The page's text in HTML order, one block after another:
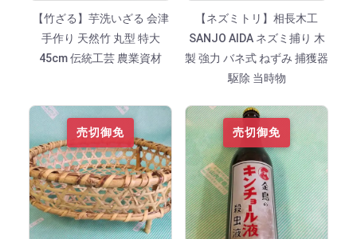
【竹ざる】芋洗いざる 会津
手作り 天然竹 丸型 特大
45cm 伝統工芸 農業資材
【ネズミトリ】相長木工
SANJO AIDA ネズミ捕り 木
製 強力 バネ式 ねずみ 捕獲器
駆除 当時物
売切御免 売切御免